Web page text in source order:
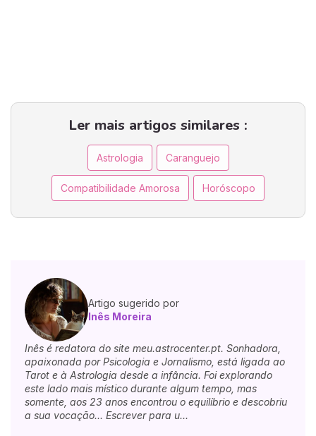
Ler mais artigos similares :
Astrologia Caranguejo
Compatibilidade Amorosa Horóscopo
Artigo sugerido por
Inês Moreira
Inês é redatora do site meu.astrocenter.pt. Sonhadora,
apaixonada por Psicologia e Jornalismo, está ligada ao
Tarot e à Astrologia desde a infância. Foi explorando
este lado mais místico durante algum tempo, mas
somente, aos 23 anos encontrou o equilíbrio e descobriu
a sua vocação... Escrever para u...